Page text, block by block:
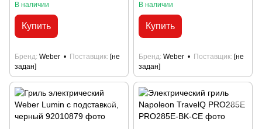
В наличии
Купить
Бренд Weber Поставщик [не
задан]
В наличии
Купить
Бренд Weber Поставщик [не
задан]